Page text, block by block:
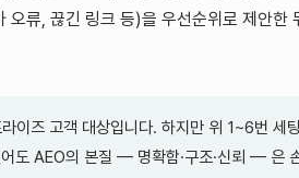
류, 끊긴 링크 등)을 우선순위로 제안한
즈 고객 대상입니다. 하지만 위 1~6번 세
도 AEO의 본질 — 명확함·구조·신뢰 — 은